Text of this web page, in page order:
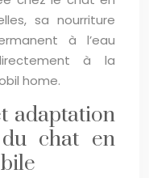
sa nourriture
à l’eau
à la
home.
adaptation
du chat en